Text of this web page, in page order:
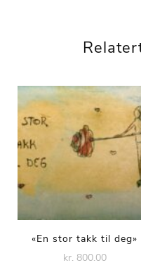
«En stor takk til deg»
kr. 800.00